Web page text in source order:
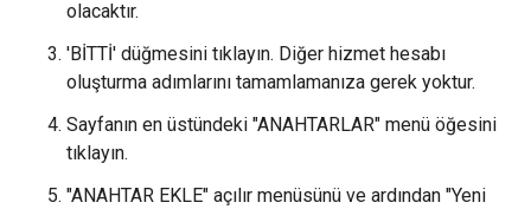
olacaktır.
'BİTTİ' düğmesini tıklayın. Diğer hizmet hesabı
oluşturma adımlarını tamamlamanıza gerek yoktur.
Sayfanın en üstündeki "ANAHTARLAR" menü öğesini
tıklayın.
"ANAHTAR EKLE" açılır menüsünü ve ardından "Yeni